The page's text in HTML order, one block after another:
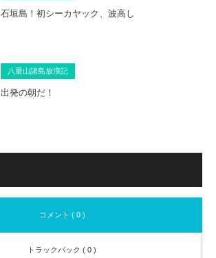
石垣島！初シーカヤック、波高し
八重山諸島放浪記
出発の朝だ！
コメント ( 0 )
トラックバック ( 0 )